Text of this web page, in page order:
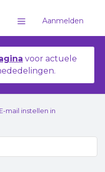
Aanmelden
voor actuele
E-mail instellen in